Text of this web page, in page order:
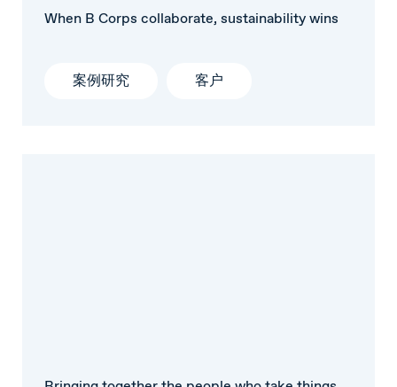
When B Corps collaborate, sustainability wins
案例研究 客户